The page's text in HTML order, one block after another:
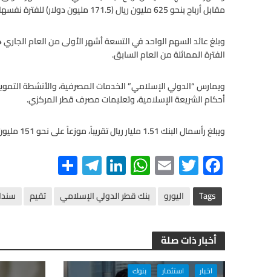
مقابل أرباح بنحو 625 مليون ريال (171.5 مليون دولار) للفترة نفسها من العام الماضي.
الفترة المماثلة من العام السابق.
ويمارس “الدولي الإسلامي” الخدمات المصرفية، والأنشطة
أحكام الشريعة الإسلامية، وتعليمات مصرف قطر المركزي.
ويبلغ رأسمال البنك 1.51 مليار ريال تقريباً، موزعاً على نحو 151 مليون سهم، بقيمة اسمية تبلغ 10 ريالات للسهم الواحد.
F
ac
e
b
o
o
T
wi
tt
er
E
m
ail
W
h
at
A
p
Li
n
ke
n
Te
le
gr
m
S
h
ar Tags اليورو بنك قطر الدولي الإسلامي تقيم
أخبار ذات صلة
اخبار استثمار
بنوك